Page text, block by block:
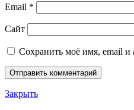
Email *
Сайт
Сохранить моё имя, email и
Закрыть